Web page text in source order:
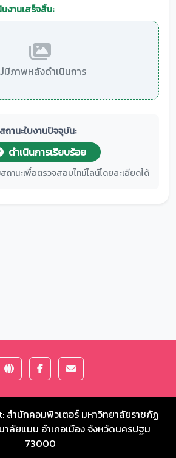
งานเสร็จสิ้น:
มีภาพหลังดำเนินการ
สถานะใบงานปัจจุบัน:
ดำเนินการเรียบร้อย
ถานะเพื่อตรวจสอบไทม์ไลน์โดยละเอียดได้
สำนักคอมพิวเตอร์ มหาวิทยาลัยราชภัฏ
ลัยแมน อำเภอเมือง จังหวัดนครปฐม
73000